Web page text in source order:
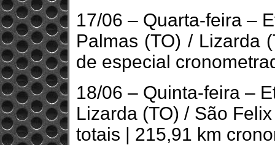
17/06 – Quarta-feira –
Palmas (TO) / Lizarda
de especial
18/06 – Quinta-feira –
Lizarda (TO) / São
totais | 215,91 km